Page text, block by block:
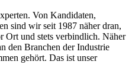
Von Kandidaten,
sind wir seit 1987 näher dran,
Ort und stets verbindlich. Näher
den Branchen der Industrie
gehört. Das ist unser